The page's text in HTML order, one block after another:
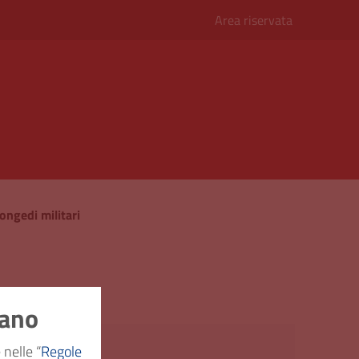
“Regole
Area riservata
militari
e truppe